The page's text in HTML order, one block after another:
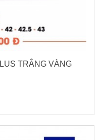
TRẮNG VÀNG